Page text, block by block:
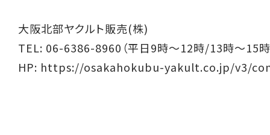
大阪北部ヤクルト販売(株)
TEL: 06-6386-8960（平日9時～12時/13時～15時
HP: https://osakahokubu-yakult.co.jp/v3/